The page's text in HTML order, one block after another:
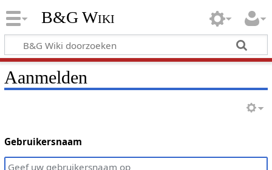
B&G Wiki
Aanmelden
Gebruikersnaam